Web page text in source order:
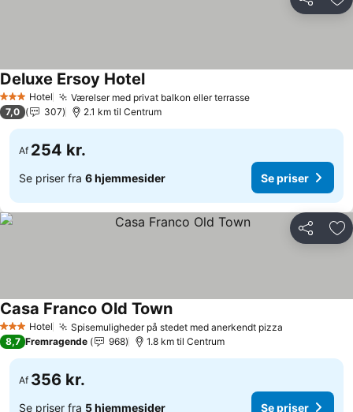
Del
3 StjernerHotel Værelser med privat balkon eller terrasse
Deluxe Ersoy Hotel
7,0 307 2.1 km til Centrum
Af 254 kr.
Se priser fra 6 hjemmesider Se priser
Del
3 StjernerHotel Spisemuligheder på stedet med anerkendt pizza
Casa Franco Old Town
8,7 Fremragende 968 1.8 km til Centrum
Af 356 kr.
Se priser fra 5 hjemmesider Se priser